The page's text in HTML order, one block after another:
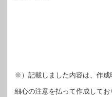
※）記載しました内容は、作成
細心の注意を払って作成して